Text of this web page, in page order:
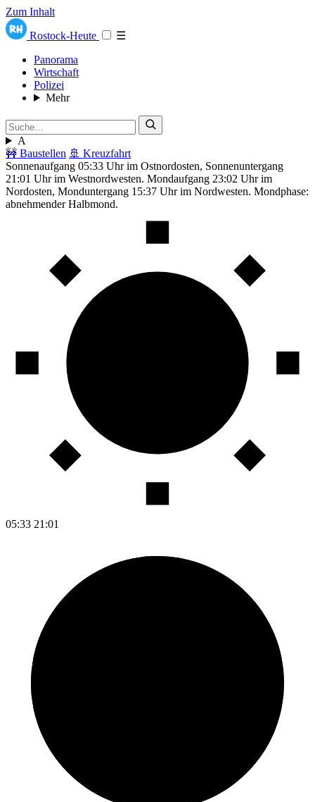
Zum Inhalt
Rostock-Heute
☰
Panorama
Wirtschaft
Polizei
Mehr
A
🚧 Baustellen 🚢 Kreuzfahrt
Sonnenaufgang 05:33 Uhr im Ostnordosten, Sonnenuntergang
21:01 Uhr im Westnordwesten. Mondaufgang 23:02 Uhr im
Nordosten, Monduntergang 15:37 Uhr im Nordwesten. Mondphase:
abnehmender Halbmond.
05:33 21:01